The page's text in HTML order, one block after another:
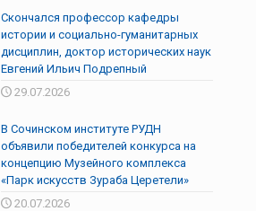
Скончался профессор кафедры
истории и социально-гуманитарных
дисциплин, доктор исторических наук
Евгений Ильич Подрепный
29.07.2026
В Сочинском институте РУДН
объявили победителей конкурса на
концепцию Музейного комплекса
«Парк искусств Зураба Церетели»
20.07.2026